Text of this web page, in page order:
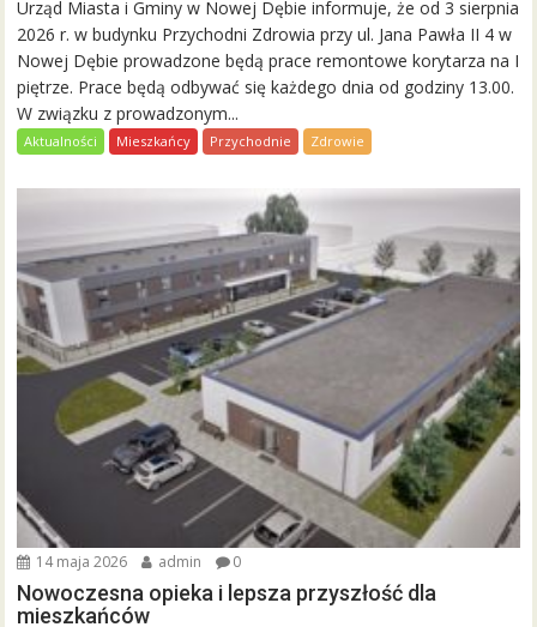
Urząd Miasta i Gminy w Nowej Dębie informuje, że od 3 sierpnia
2026 r. w budynku Przychodni Zdrowia przy ul. Jana Pawła II 4 w
Nowej Dębie prowadzone będą prace remontowe korytarza na I
piętrze. Prace będą odbywać się każdego dnia od godziny 13.00.
W związku z prowadzonym...
Aktualności Mieszkańcy Przychodnie Zdrowie
14 maja 2026 admin 0
Nowoczesna opieka i lepsza przyszłość dla
mieszkańców